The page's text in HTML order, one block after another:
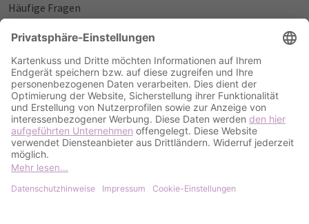
Häufige Fragen
NÜTZLICHES
Sprüche zur Geburt
Einladungstexte zum Geburtstag
Einladungstexte zur Silberhochzeit
Qualität & Umschläge
Bestellablauf
ZAHLUNGSOPTIONEN